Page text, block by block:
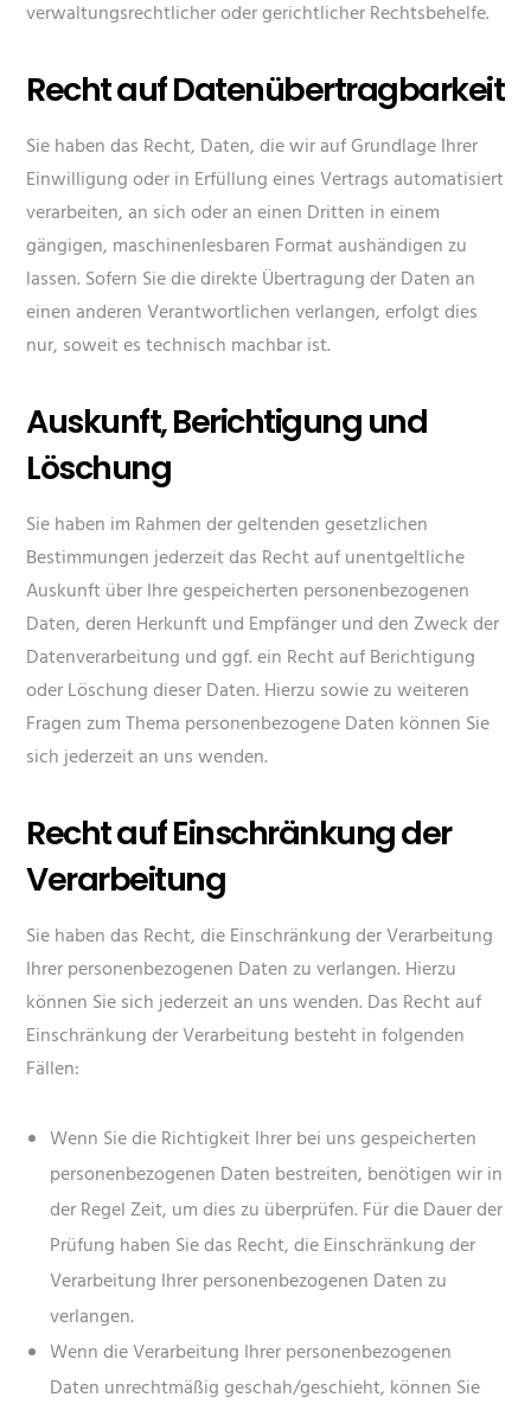
verwaltungsrechtlicher oder gerichtlicher Rechtsbehelfe.
Recht auf Daten­übertrag­barkeit
Sie haben das Recht, Daten, die wir auf Grundlage Ihrer
Einwilligung oder in Erfüllung eines Vertrags automatisiert
verarbeiten, an sich oder an einen Dritten in einem
gängigen, maschinenlesbaren Format aushändigen zu
lassen. Sofern Sie die direkte Übertragung der Daten an
einen anderen Verantwortlichen verlangen, erfolgt dies
nur, soweit es technisch machbar ist.
Auskunft, Berichtigung und
Löschung
Sie haben im Rahmen der geltenden gesetzlichen
Bestimmungen jederzeit das Recht auf unentgeltliche
Auskunft über Ihre gespeicherten personenbezogenen
Daten, deren Herkunft und Empfänger und den Zweck der
Datenverarbeitung und ggf. ein Recht auf Berichtigung
oder Löschung dieser Daten. Hierzu sowie zu weiteren
Fragen zum Thema personenbezogene Daten können Sie
sich jederzeit an uns wenden.
Recht auf Einschränkung der
Verarbeitung
Sie haben das Recht, die Einschränkung der Verarbeitung
Ihrer personenbezogenen Daten zu verlangen. Hierzu
können Sie sich jederzeit an uns wenden. Das Recht auf
Einschränkung der Verarbeitung besteht in folgenden
Fällen:
Wenn Sie die Richtigkeit Ihrer bei uns gespeicherten
personenbezogenen Daten bestreiten, benötigen wir in
der Regel Zeit, um dies zu überprüfen. Für die Dauer der
Prüfung haben Sie das Recht, die Einschränkung der
Verarbeitung Ihrer personenbezogenen Daten zu
verlangen.
Wenn die Verarbeitung Ihrer personenbezogenen
Daten unrechtmäßig geschah/geschieht, können Sie